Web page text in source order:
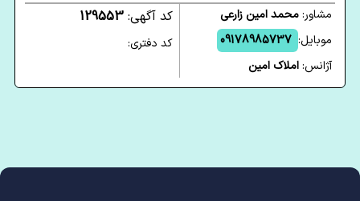
مشاور:محمد امین زارعی
موبایل: 09178985737
آژانس:املاک امین
کد آگهی: 129553
کد دفتری: